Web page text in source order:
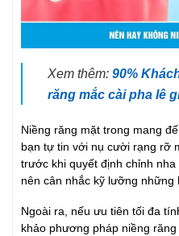
Xem thêm: 90%
răng mắc cài pha lê
Niềng răng mặt trong mang
bạn tự tin với nụ cười rạng rỡ
trước khi quyết định chỉnh
nên cân nhắc kỹ lưỡng những
Ngoài ra, nếu ưu tiên tối đa
khảo phương pháp niềng